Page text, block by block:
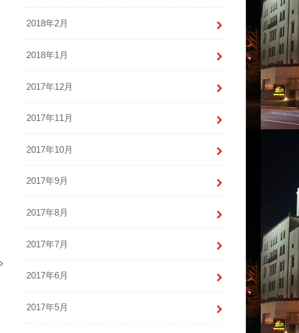
2018年2月
2018年1月
2017年12月
2017年11月
2017年10月
2017年9月
2017年8月
2017年7月
2017年6月
2017年5月